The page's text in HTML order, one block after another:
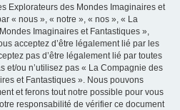
Explorateurs des Mondes Imaginaires et
« nous », « notre », « nos », « La
Imaginaires et Fantastiques »,
acceptez d’être légalement lié par les
pas d’être légalement lié par toutes
et/ou n’utilisez pas « La Compagnie des
et Fantastiques ». Nous pouvons
et ferons tout notre possible pour vous
responsabilité de vérifier ce document